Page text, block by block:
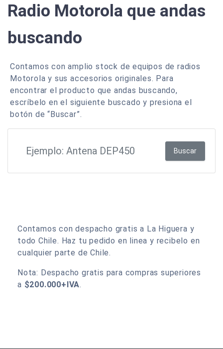
Radio Motorola que andas
buscando
Contamos con amplio stock de equipos de radios
Motorola y sus accesorios originales. Para
encontrar el producto que andas buscando,
escríbelo en el siguiente buscado y presiona el
botón de “Buscar”.
Buscar
Contamos con despacho gratis a La Higuera y
todo Chile. Haz tu pedido en linea y recibelo en
cualquier parte de Chile.
Nota: Despacho gratis para compras superiores
a $200.000+IVA.